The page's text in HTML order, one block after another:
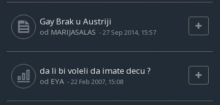
Gay Brak u Austriji
od MARIJASALAS -27 Sep 2014, 15:57
da li bi voleli da imate decu ?
od EYA -22 Feb 2007, 15:08